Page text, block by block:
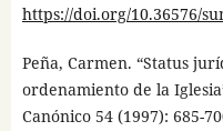
https://doi.org/10.36576/
Peña, Carmen. “Status
ordenamiento de la
Canónico 54 (1997): 685-